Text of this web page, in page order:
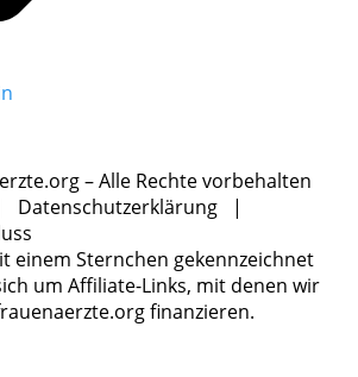
– Alle Rechte vorbehalten
Datenschutzerklärung |
einem Sternchen gekennzeichnet
um Affiliate-Links, mit denen wir
finanzieren.